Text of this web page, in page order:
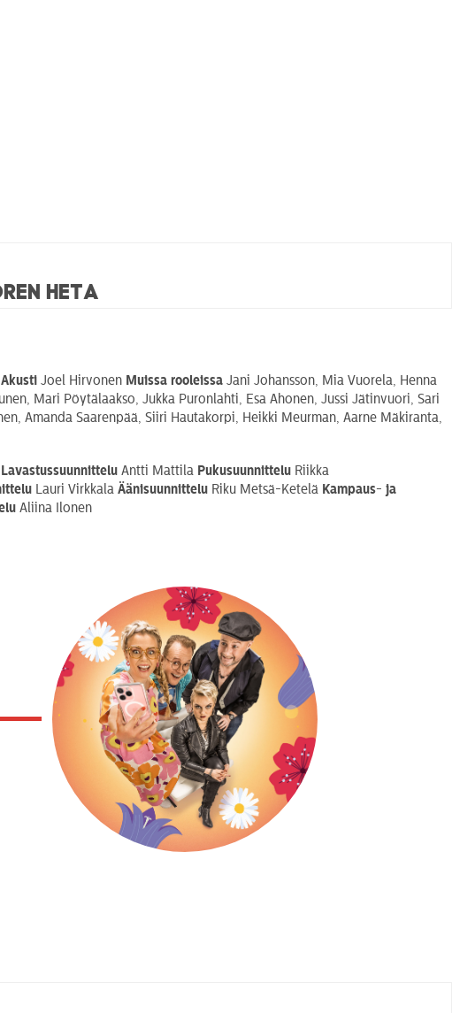
Heta
AkustiJoel Hirvonen Muissa rooleissaJani Johansson, Mia Vuorela, Henna
Mari Pöytälaakso, Jukka Puronlahti, Esa Ahonen, Jussi Jätinvuori, Sari
Amanda Saarenpää, Siiri Hautakorpi, Heikki Meurman, Aarne Mäkiranta,
LavastussuunnitteluAntti Mattila PukusuunnitteluRiikka
Lauri Virkkala ÄänisuunnitteluRiku Metsä-Ketelä Kampaus- ja
Aliina Ilonen